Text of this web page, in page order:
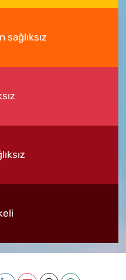
sağlıksız